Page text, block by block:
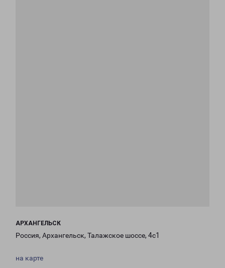
АРХАНГЕЛЬСК
Россия, Архангельск, Талажское шоссе, 4с1
на карте